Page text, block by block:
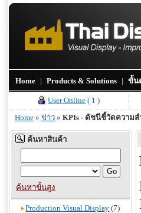
Home | Products & Solutions | ขั้น
User Online ( 1 )
Home » ข่าว » KPIs - ดัชนีชี้วัดความส
ค้นหาสินค้า
ค้นหาขั้นสูง
Production Visual Display (7)